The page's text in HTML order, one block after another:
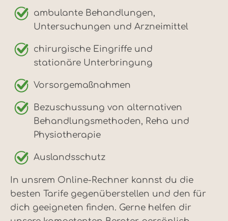
ambulante Behandlungen,
Untersuchungen und Arzneimittel
chirurgische Eingriffe und
stationäre Unterbringung
Vorsorgemaßnahmen
Bezuschussung von alternativen
Behandlungsmethoden, Reha und
Physiotherapie
Auslandsschutz
In unsrem Online-Rechner kannst du die
besten Tarife gegenüberstellen und den für
dich geeigneten finden. Gerne helfen dir